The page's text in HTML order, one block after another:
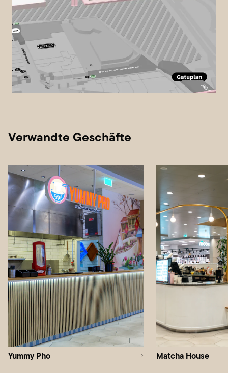
Verwandte Geschäfte
Yummy Pho Matcha House